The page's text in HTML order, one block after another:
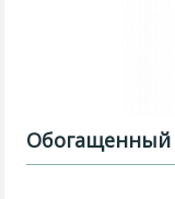
Обогащенный